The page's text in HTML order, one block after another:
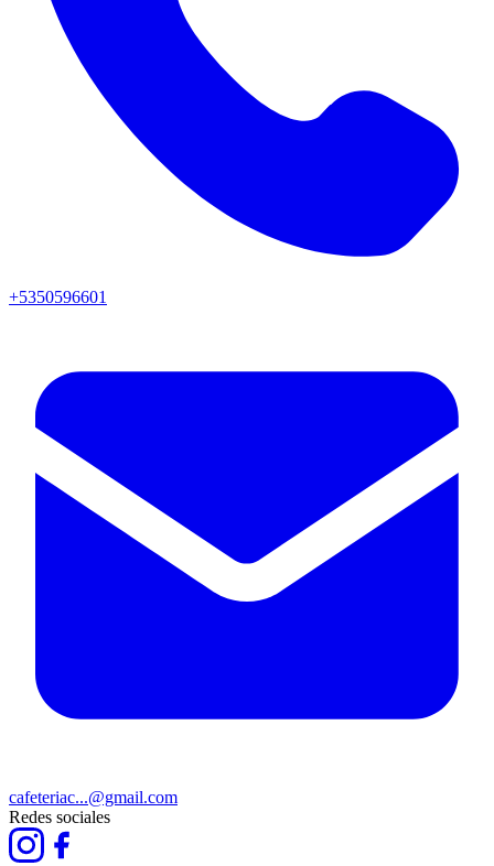
+5350596601
cafeteriac...@gmail.com
Redes sociales